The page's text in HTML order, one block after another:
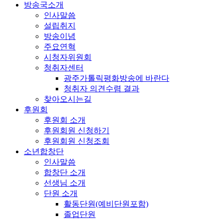
방송국소개
인사말씀
설립취지
방송이념
주요연혁
시청자위원회
청취자센터
광주가톨릭평화방송에 바란다
청취자 의견수렴 결과
찾아오시는길
후원회
후원회 소개
후원회원 신청하기
후원회원 신청조회
소년합창단
인사말씀
합창단 소개
선생님 소개
단원 소개
활동단원(예비단원포함)
졸업단원